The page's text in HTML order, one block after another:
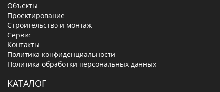
Объекты
Проектирование
Строительство и монтаж
Сервис
Контакты
Политика конфиденциальности
Политика обработки персональных данных
КАТАЛОГ